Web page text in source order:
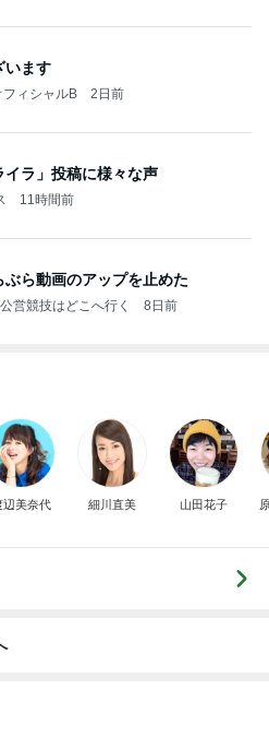
います
ィシャルB 2日前
イラ」投稿に様々な声
11時間前
ら動画のアップを止めた
営競技はどこへ行く 8日前
辺美奈代 細川直美 山田花子